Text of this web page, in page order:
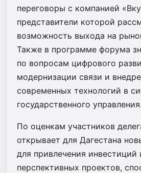
переговоры с компанией
представители которой
возможность выхода на
Также в программе форума
по вопросам цифрового
модернизации связи и
современных технологий в
государственного управления.
По оценкам участников
открывает для Дагестана
для привлечения инвестиций
перспективных проектов,